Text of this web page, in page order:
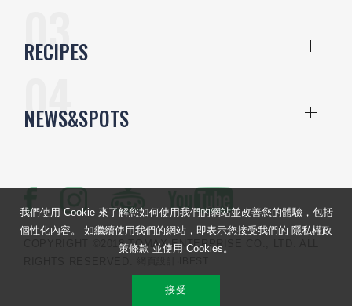
RECIPES
NEWS&SPOTS
COPYRIGHT ©2018 TOMAX ENTERPRISE CO., LTD. ALL
我們使用 Cookie 來了解您如何使用我們的網站並改善您的體驗，包括
個性化內容。 如繼續使用我們的網站，即表示您接受我們的 隱私權政
策條款 並使用 Cookies。
接受